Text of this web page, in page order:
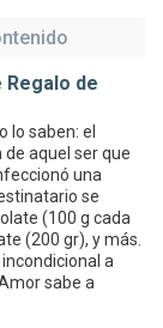
Regalo de
lo saben: el
aquel ser que
una
se
(100 g cada
(200 gr), y más.
a
sabe a